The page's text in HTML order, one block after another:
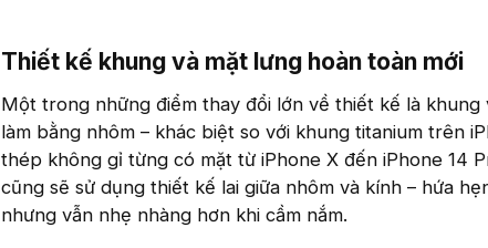
Thiết kế khung và mặt lưng hoàn toàn mới​
Một trong những điểm thay đổi lớn về thiết kế là khung
làm bằng nhôm – khác biệt so với khung titanium trên
thép không gỉ từng có mặt từ iPhone X đến iPhone 14
cũng sẽ sử dụng thiết kế lai giữa nhôm và kính – hứa
nhưng vẫn nhẹ nhàng hơn khi cầm nắm.